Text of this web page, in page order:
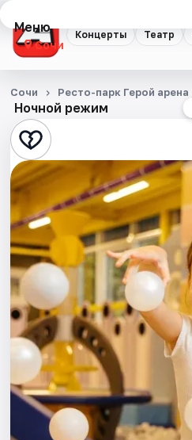
Концерты Театр
Меню
Сочи
Концерты
Театр
Стендап
Выставки
Квесты
Экскурсии
Спорт
События
Города
Площадки
Ночной режим
Сочи Ресто-парк Герой арена